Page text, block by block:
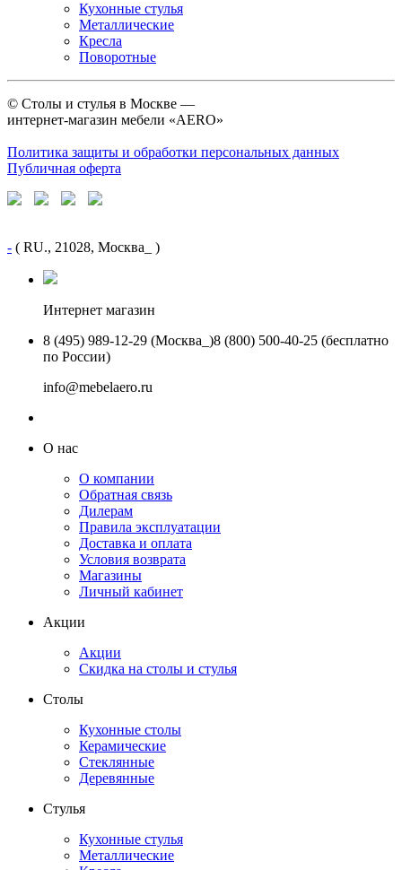
Кухонные стулья
Металлические
Кресла
Поворотные
© Столы и стулья в Москве —
интернет-магазин мебели «AERO»
Политика защиты и обработки персональных данных
Публичная оферта
- ( RU., 21028, Москва_ )
Интернет магазин
8 (495) 989-12-29 (Москва_)8 (800) 500-40-25 (бесплатно
по России)
info@mebelaero.ru
О нас
О компании
Обратная связь
Дилерам
Правила эксплуатации
Доставка и оплата
Условия возврата
Магазины
Личный кабинет
Акции
Акции
Скидка на столы и стулья
Столы
Кухонные столы
Керамические
Стеклянные
Деревянные
Стулья
Кухонные стулья
Металлические